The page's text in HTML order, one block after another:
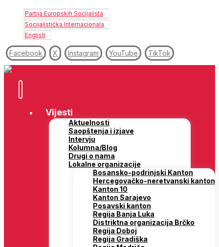
Partija Europskih Socijalista
Socijalistička Internacionala
English
Facebook X Instagram YouTube TikTok
Vijesti
Aktuelnosti
Saopštenja i izjave
Intervju
Kolumna/Blog
Drugi o nama
Lokalne organizacije
Bosansko-podrinjski Kanton
Hercegovačko-neretvanski kanton
Kanton 10
Kanton Sarajevo
Posavski kanton
Regija Banja Luka
Distriktna organizacija Brčko
Regija Doboj
Regija Gradiška